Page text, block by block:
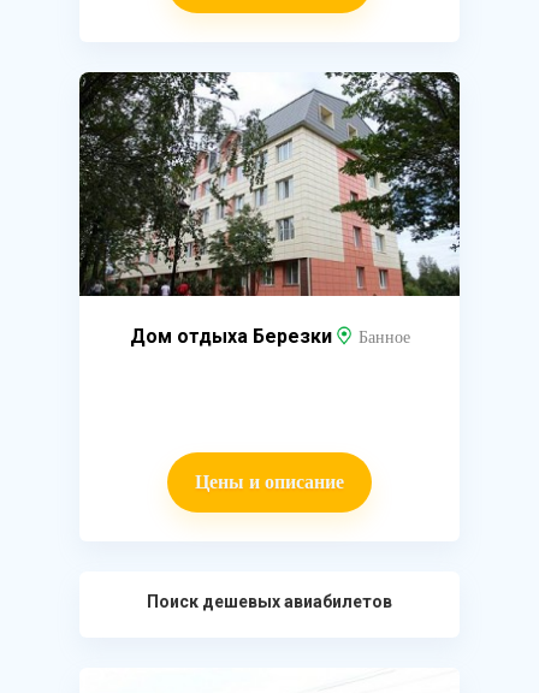
Дом отдыха Березки Банное
Цены и описание
Поиск дешевых авиабилетов